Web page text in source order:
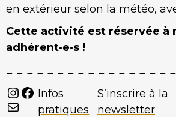
en extérieur selon la météo,
Cette activité est réservée à
adhérent·e·s !
Instagram
Facebook
Mail
Infos
pratiques
S’inscrire à la
newsletter